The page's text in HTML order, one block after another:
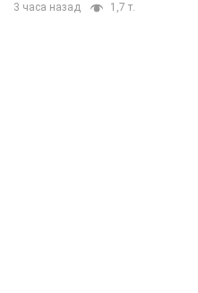
3 часа назад 1,7 т.